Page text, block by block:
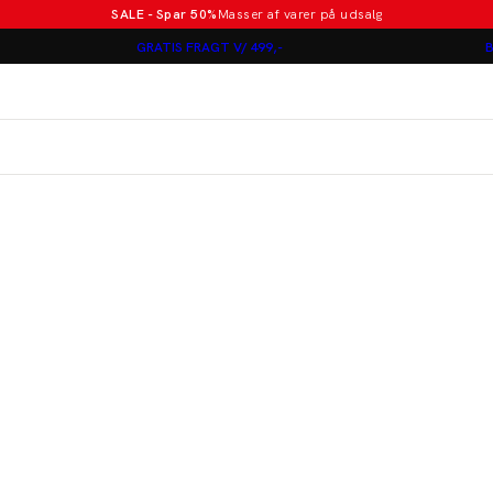
SALE - Spar 50%Masser af varer på udsalg
GRATIS FRAGT V/ 499,-Poloer i nye farver
Jakkesæt fra 1499 kr.
Lindbergh